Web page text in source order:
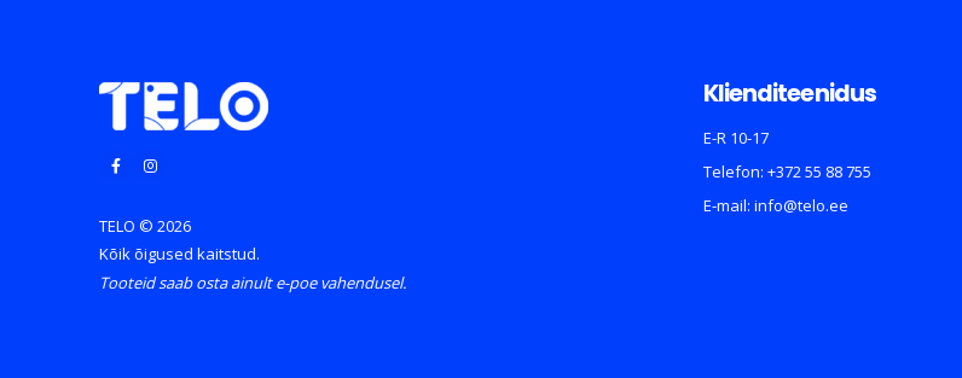
TELO © 2026
Kõik õigused kaitstud.
Tooteid saab osta ainult e-poe vahendusel.
Klienditeenidus
E-R 10-17
Telefon: +372 55 88 755
E-mail: info@telo.ee